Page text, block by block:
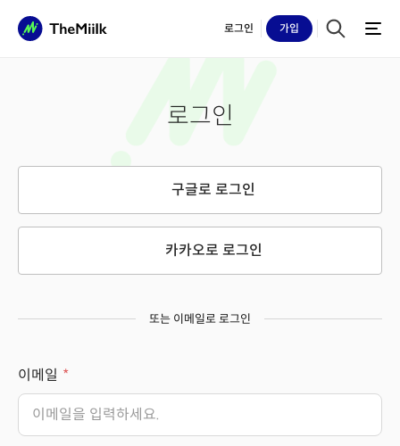
로그인 가입
로그인
구글로 로그인
카카오로 로그인
또는 이메일로 로그인
이메일